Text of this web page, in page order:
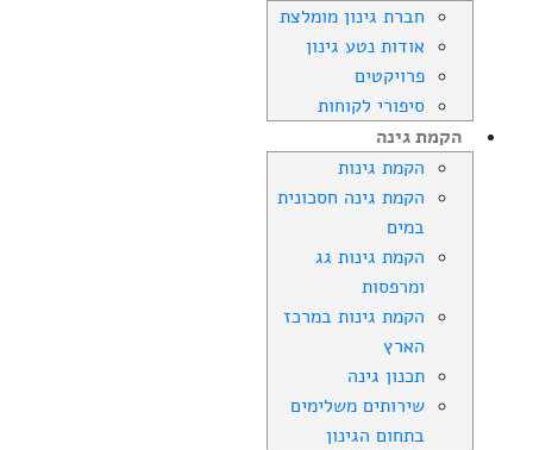
חברת גינון מומלצת
אודות נטע גינון
פרויקטים
סיפורי לקוחות
הקמת גינה
הקמת גינות
הקמת גינה חסכונית
במים
הקמת גינות גג
ומרפסות
הקמת גינות במרכז
הארץ
תכנון גינה
שירותים משלימים
בתחום הגינון